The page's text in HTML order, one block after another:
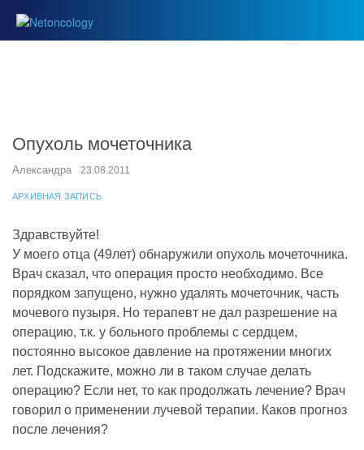
Опухоль мочеточника
Александра 23.08.2011
АРХИВНАЯ ЗАПИСЬ
Здравствуйте!
У моего отца (49лет) обнаружили опухоль мочеточника.
Врач сказал, что операция просто необходимо. Все
порядком запущено, нужно удалять мочеточник, часть
мочевого пузыря. Но терапевт не дал разрешение на
операцию, т.к. у больного проблемы с сердцем,
постоянно высокое давление на протяжении многих
лет. Подскажите, можно ли в таком случае делать
операцию? Если нет, то как продолжать лечение? Врач
говорил о применении лучевой терапии. Каков прогноз
после лечения?